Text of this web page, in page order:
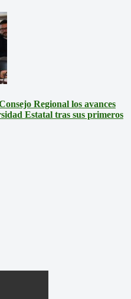
Regional los avances
Estatal tras sus primeros